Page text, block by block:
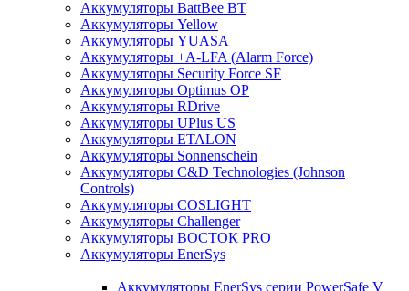
Аккумуляторы BattBee BT
Аккумуляторы Yellow
Аккумуляторы YUASA
Аккумуляторы +A-LFA (Alarm Force)
Аккумуляторы Security Force SF
Аккумуляторы Optimus OP
Аккумуляторы RDrive
Аккумуляторы UPlus US
Аккумуляторы ETALON
Аккумуляторы Sonnenschein
Аккумуляторы С&D Technologies (Johnson
Controls)
Аккумуляторы COSLIGHT
Аккумуляторы Challenger
Аккумуляторы ВОСТОК PRO
Аккумуляторы EnerSys
Аккумуляторы EnerSys серии PowerSafe V